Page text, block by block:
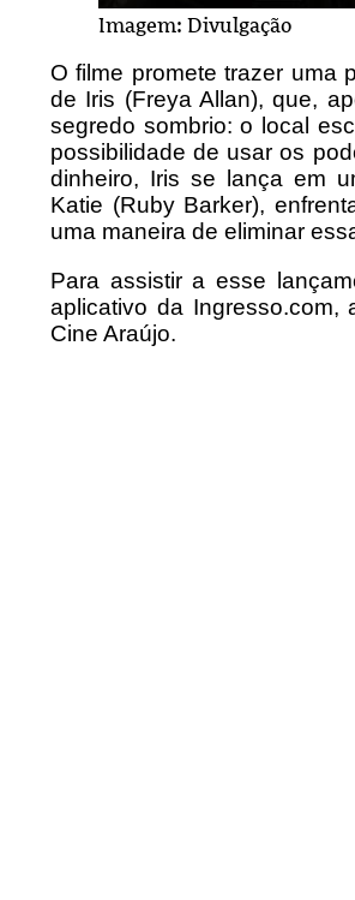
Imagem: Divulgação
O filme promete trazer uma
de Iris (Freya Allan), que,
segredo sombrio: o local
possibilidade de usar os
dinheiro, Iris se lança em
Katie (Ruby Barker),
uma maneira de eliminar
Para assistir a esse
aplicativo da Ingresso.com,
Cine Araújo.